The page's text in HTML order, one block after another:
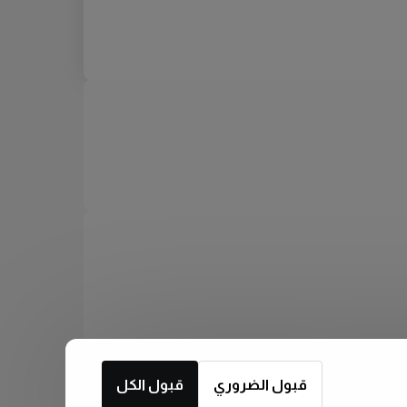
قبول الكل قبول الضروري